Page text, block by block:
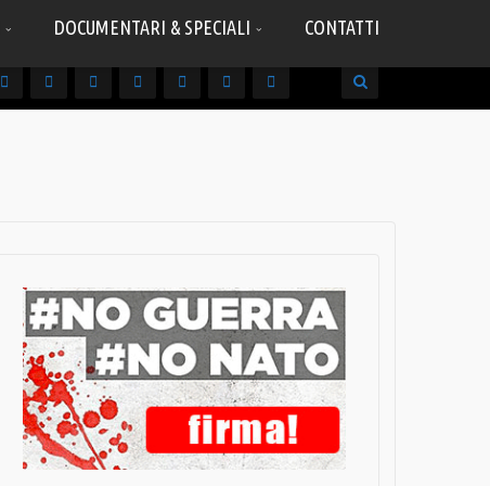
DOCUMENTARI & SPECIALI CONTATTI